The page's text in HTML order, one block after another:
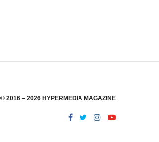
© 2016 – 2026 HYPERMEDIA MAGAZINE